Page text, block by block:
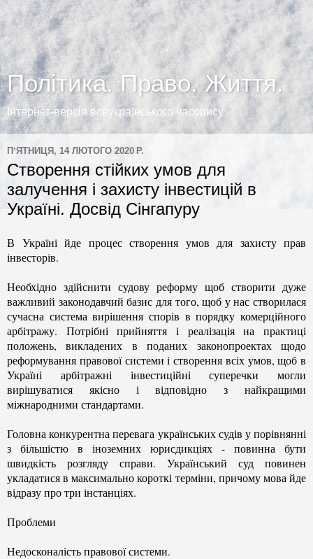
Політика. Право. Життя.
Інтернет-версія всеукраїнського часопису
ПʼЯТНИЦЯ, 14 ЛЮТОГО 2020 Р.
Створення стійких умов для
залучення і захисту інвестицій в
Україні. Досвід Сінгапуру
В Україні йде процес створення умов для захисту прав
інвесторів.
Необхідно здійснити судову реформу щоб створити дуже
важливий законодавчий базис для того, щоб у нас створилася
сучасна система вирішення спорів в порядку комерційного
арбітражу. Потрібні прийняття і реалізація на практиці
положень, викладених в поданих законопроектах щодо
реформування правової системи і створення всіх умов, щоб в
Україні арбітражні інвестиційні суперечки могли
вирішуватися якісно і відповідно з найкращими
міжнародними стандартами.
Головна конкурентна перевага українських судів у порівнянні
з більшістю в іноземних юрисдикціях - повинна бути
швидкість розгляду справи. Український суд повинен
укладатися в максимально короткі терміни, причому мова йде
відразу про три інстанціях.
Проблеми
Недосконалість правової системи.